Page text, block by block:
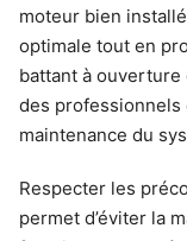
moteur bien
optimale tout en
battant à ouverture
des professionnels
maintenance du
Respecter les
permet d’éviter la